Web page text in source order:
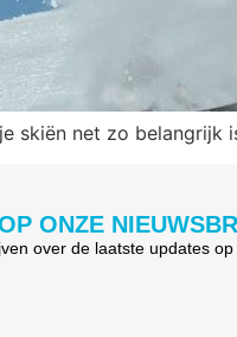
skiën net zo belangrijk
ONZE
over de laatste updates